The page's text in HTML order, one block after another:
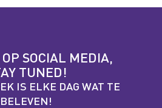
OP SOCIAL MEDIA,
TUNED!
IS ELKE DAG WAT TE
BELEVEN!